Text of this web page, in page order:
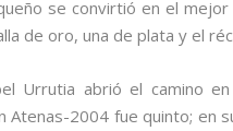
se convirtió en el
de oro, una de plata y el
Urrutia abrió el camino
Atenas-2004 fue quinto; en